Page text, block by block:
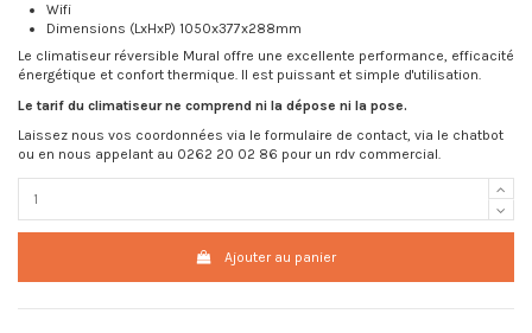
Wifi
Dimensions (LxHxP) 1050x377x288mm
Le climatiseur réversible Mural offre une excellente performance, efficacité
énergétique et confort thermique. Il est puissant et simple d'utilisation.
Le tarif du climatiseur ne comprend ni la dépose ni la pose.
Laissez nous vos coordonnées via le formulaire de contact, via le chatbot
ou en nous appelant au 0262 20 02 86 pour un rdv commercial.
Ajouter au panier